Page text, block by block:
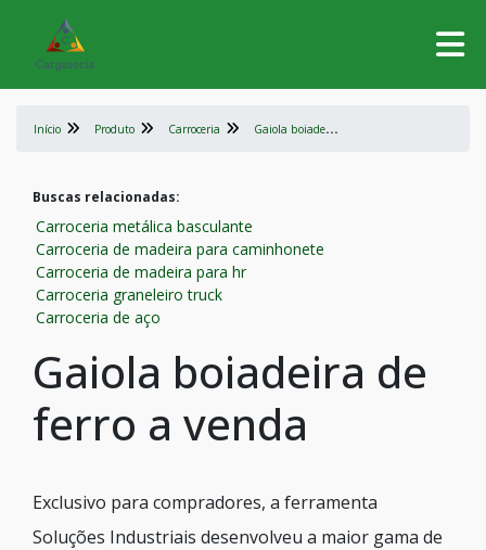
Início Produto Carroceria G
aiola boiadeira de ferro a venda
Buscas relacionadas:
Carroceria metálica basculante
Carroceria de madeira para caminhonete
Carroceria de madeira para hr
Carroceria graneleiro truck
Carroceria de aço
Gaiola boiadeira de
ferro a venda
Exclusivo para compradores, a ferramenta
Soluções Industriais desenvolveu a maior gama de